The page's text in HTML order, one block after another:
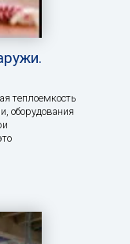
теплоемкость
оборудования